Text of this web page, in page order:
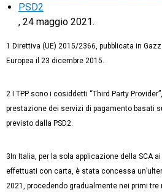
PSD2
, 24 maggio 2021.
1 Direttiva (UE) 2015/2366, pubblicata in
Europea il 23 dicembre 2015.
2 I TPP sono i cosiddetti “Third Party
prestazione dei servizi di pagamento basati
previsto dalla PSD2.
3In Italia, per la sola applicazione della SCA
effettuati con carta, è stata concessa
2021, procedendo gradualmente nei primi